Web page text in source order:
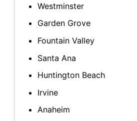
Westminster
Garden Grove
Fountain Valley
Santa Ana
Huntington Beach
Irvine
Anaheim